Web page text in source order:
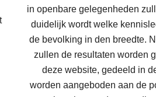
in openbare gelegenheden
duidelijk wordt welke
de bevolking in den breedte.
zullen de resultaten worden
deze website, gedeeld in
worden aangeboden aan de